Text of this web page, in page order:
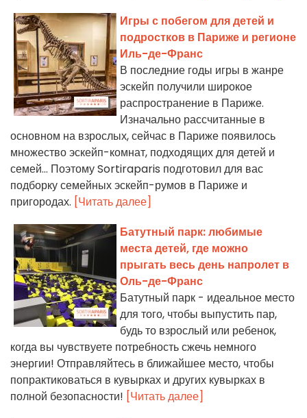
Игры с побегом для детей и
подростков в Париже и регионе
Иль-де-Франс
В последние годы игры в жанре
эскейп получили широкое
распространение в Париже.
Изначально рассчитанные в
основном на взрослых, сейчас в Париже появилось
множество эскейп-комнат, подходящих для детей и
семей... Поэтому Sortiraparis подготовил для вас
подборку семейных эскейп-румов в Париже и
пригородах. [Читать далее]
Батутный парк: любимые
места детей, где можно
прыгать весь день напролет в
Оль-де-Франс
Батутный парк - идеальное место
для того, чтобы выпустить пар,
будь то взрослый или ребенок,
когда вы чувствуете потребность сжечь немного
энергии! Отправляйтесь в ближайшее место, чтобы
попрактиковаться в кувырках и других кувырках в
полной безопасности! [Читать далее]